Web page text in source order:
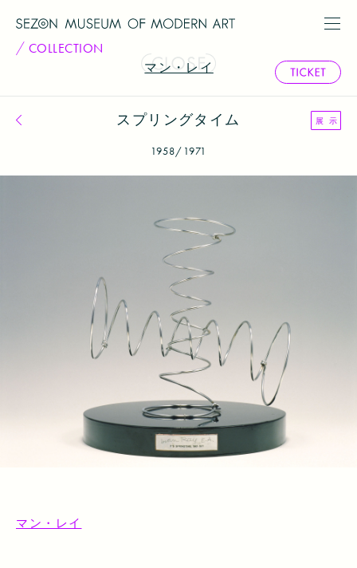
COLLECTION
マン・レイ
コレクション一覧へ戻る 展 示
スプリングタイム
1958/1971
マン・レイ